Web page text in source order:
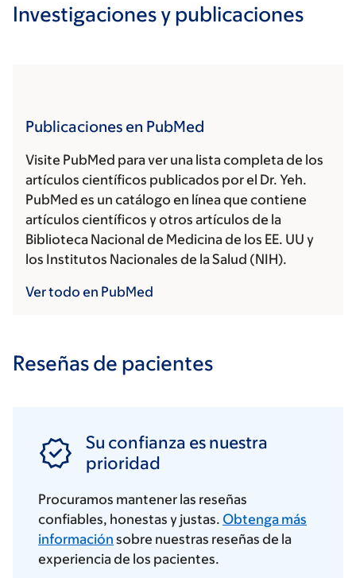
Investigaciones y publicaciones
Publicaciones en PubMed
Visite PubMed para ver una lista completa de los
artículos científicos publicados por el Dr. Yeh.
PubMed es un catálogo en línea que contiene
artículos científicos y otros artículos de la
Biblioteca Nacional de Medicina de los EE. UU y
los Institutos Nacionales de la Salud (NIH).
Ver todo en PubMed
Reseñas de pacientes
Su confianza es nuestra
prioridad
Procuramos mantener las reseñas
confiables, honestas y justas. Obtenga más
información sobre nuestras reseñas de la
experiencia de los pacientes.